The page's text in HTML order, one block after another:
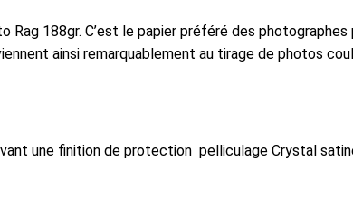
Rag 188gr. C’est le papier préféré des
ainsi remarquablement au tirage de photos
une finition de protection pelliculage Crystal